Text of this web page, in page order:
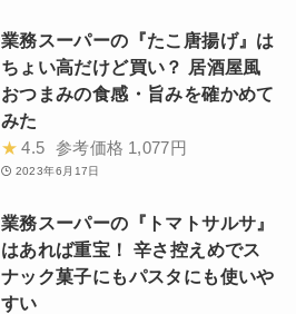
業務スーパーの『たこ唐揚げ』は
ちょい高だけど買い？ 居酒屋風
おつまみの食感・旨みを確かめて
みた
★ 4.5 参考価格 1,077円
2023年6月17日
業務スーパーの『トマトサルサ』
はあれば重宝！ 辛さ控えめでス
ナック菓子にもパスタにも使いや
すい